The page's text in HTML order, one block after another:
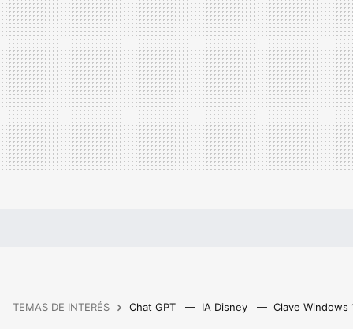
TEMAS DE INTERÉS Chat GPT IA Disney Clave Windows